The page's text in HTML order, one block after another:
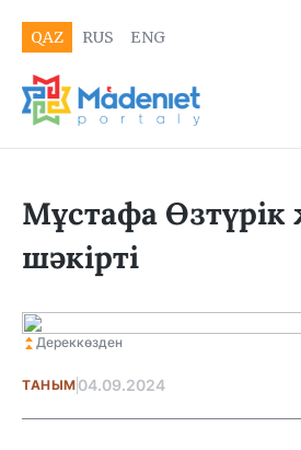
QAZ RUS ENG
Мұстафа
шәкірті
Дереккөзден
ТАНЫМ 04.09.2024